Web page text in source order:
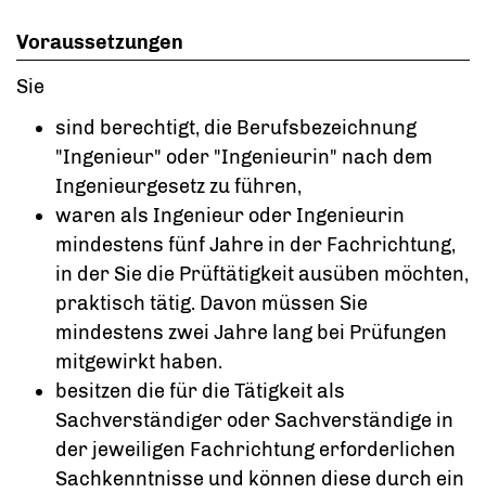
Voraussetzungen
Sie
sind berechtigt, die Berufsbezeichnung
"Ingenieur" oder "Ingenieurin" nach dem
Ingenieurgesetz zu führen,
waren als Ingenieur oder Ingenieurin
mindestens fünf Jahre in der Fachrichtung,
in der Sie die Prüftätigkeit ausüben möchten,
praktisch tätig. Davon müssen Sie
mindestens zwei Jahre lang bei Prüfungen
mitgewirkt haben.
besitzen die für die Tätigkeit als
Sachverständiger oder Sachverständige in
der jeweiligen Fachrichtung erforderlichen
Sachkenntnisse und können diese durch ein